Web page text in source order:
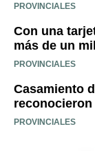
PROVINCIALES
Con una
más de un
PROVINCIALES
Casamiento
PROVINCIALES